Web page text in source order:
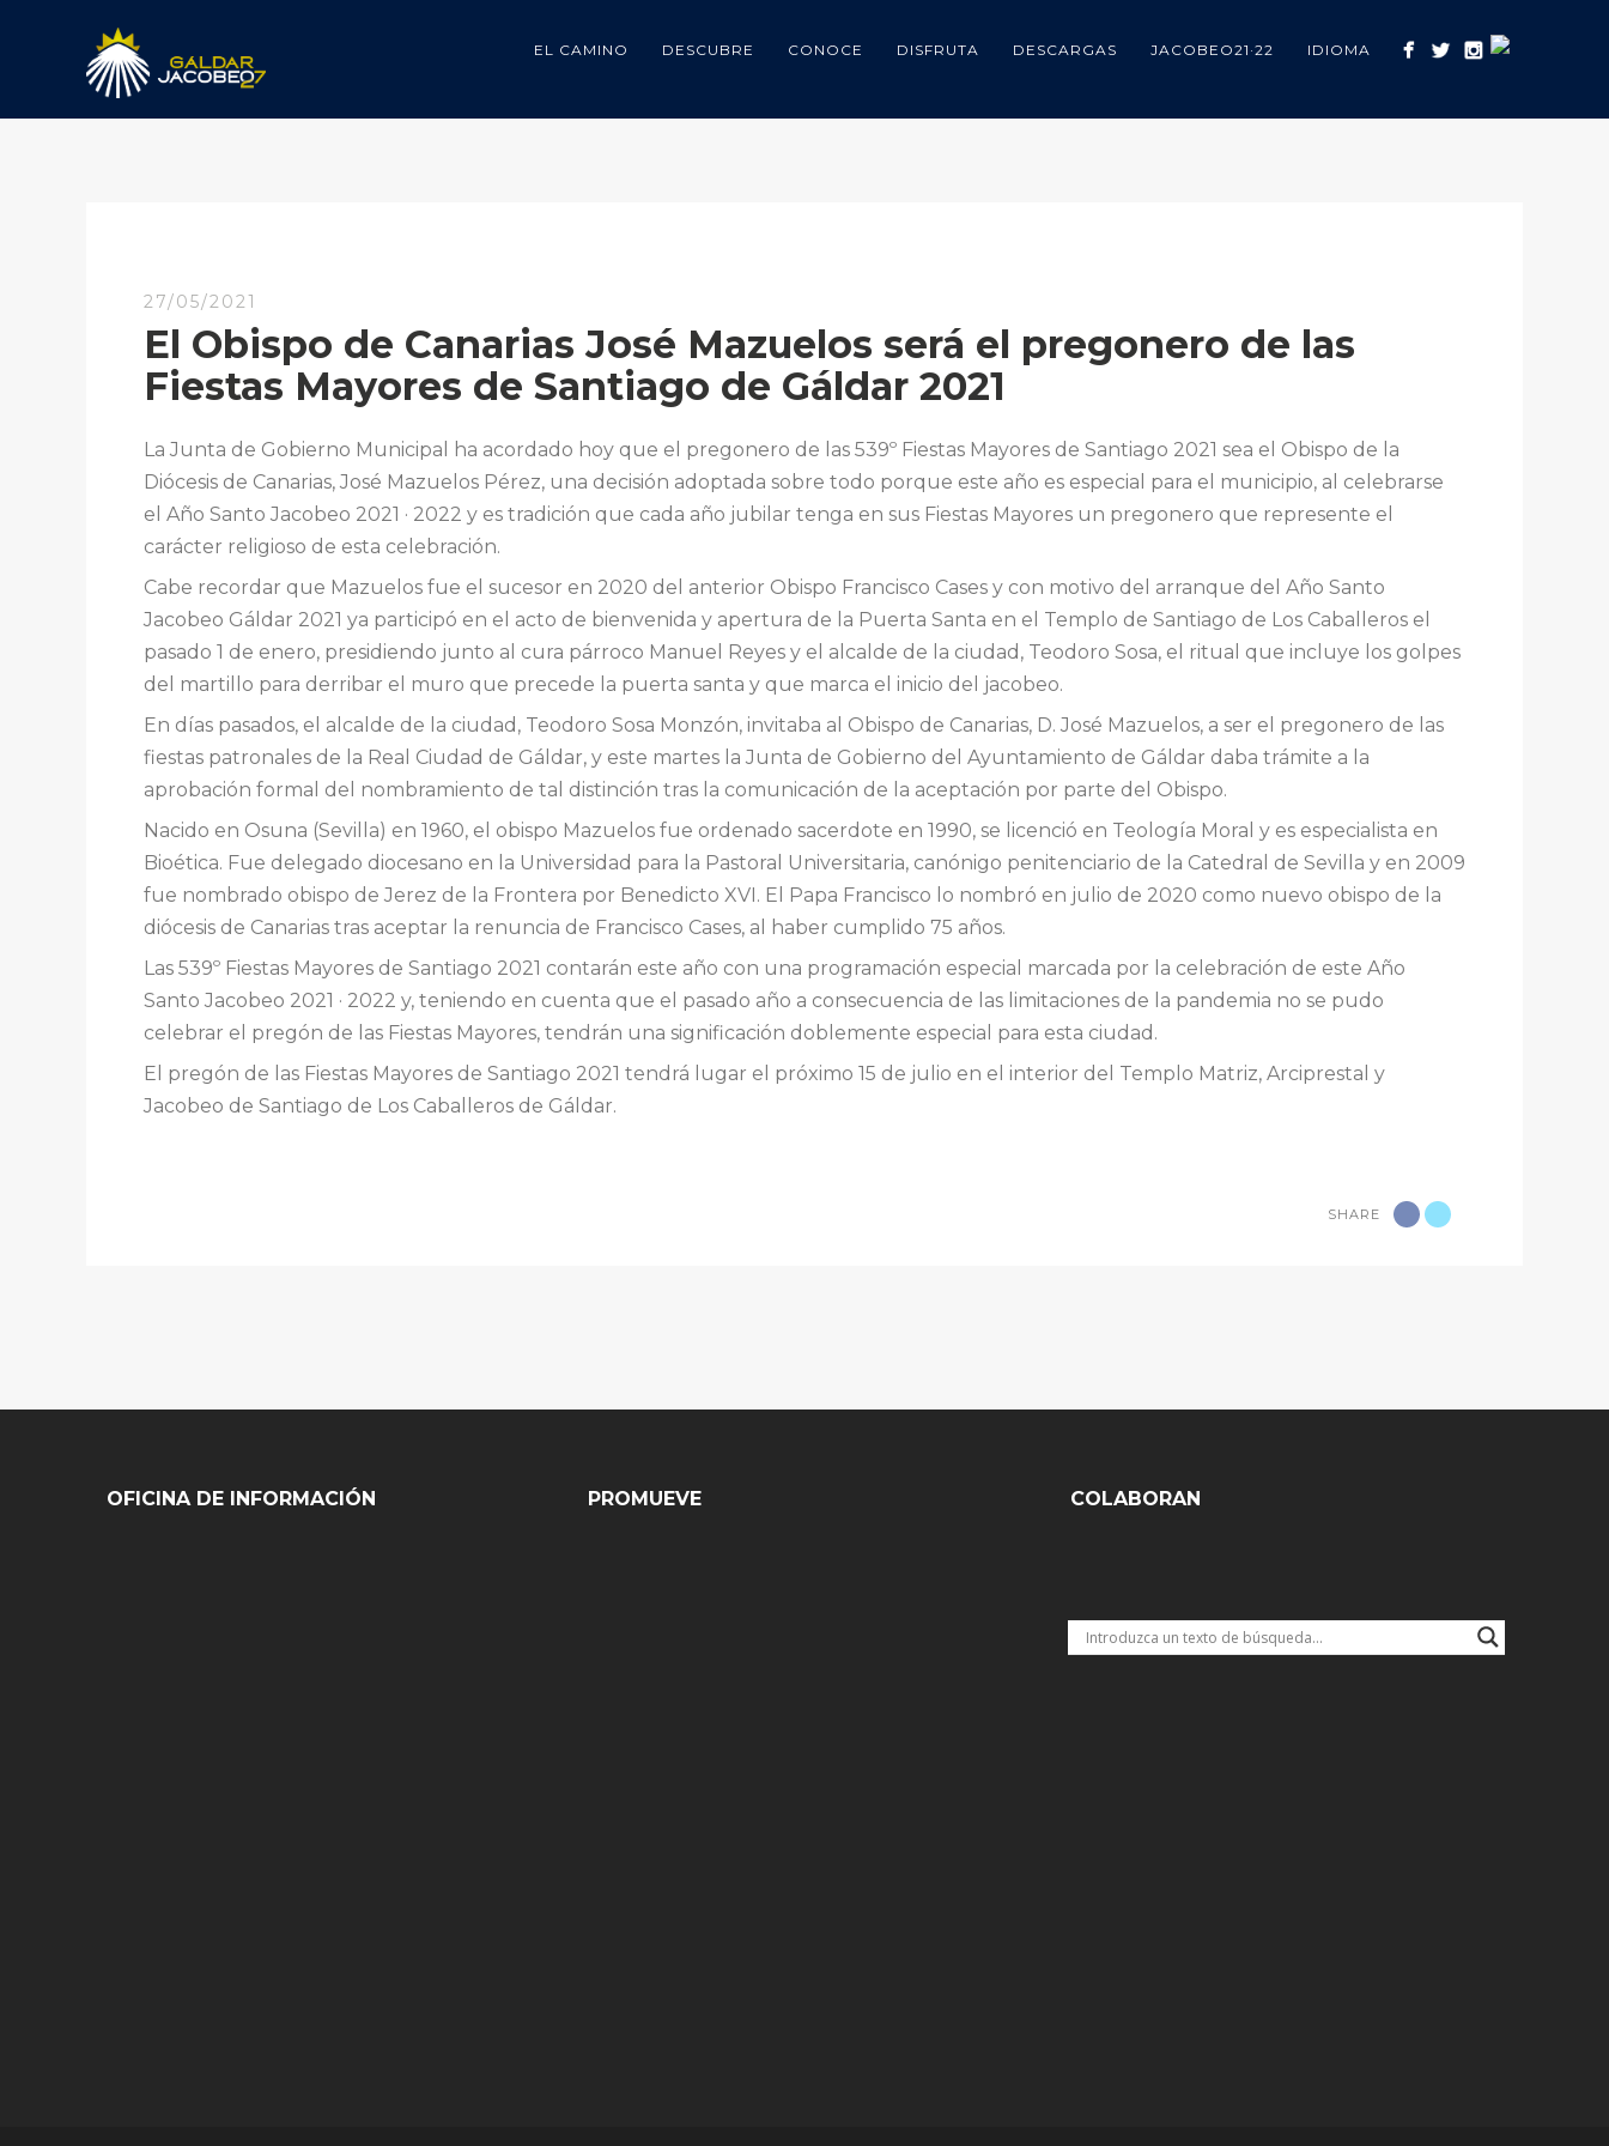
EL CAMINO DESCUBRE CONOCE DISFRUTA DESCARGAS JACOBEO21·22 IDIOMA
27/05/2021
El Obispo de Canarias José Mazuelos será el pregonero de las
Fiestas Mayores de Santiago de Gáldar 2021
La Junta de Gobierno Municipal ha acordado hoy que el pregonero de las 539º Fiestas Mayores de Santiago 2021 sea el Obispo de la
Diócesis de Canarias, José Mazuelos Pérez, una decisión adoptada sobre todo porque este año es especial para el municipio, al celebrarse
el Año Santo Jacobeo 2021 · 2022 y es tradición que cada año jubilar tenga en sus Fiestas Mayores un pregonero que represente el
carácter religioso de esta celebración.
Cabe recordar que Mazuelos fue el sucesor en 2020 del anterior Obispo Francisco Cases y con motivo del arranque del Año Santo
Jacobeo Gáldar 2021 ya participó en el acto de bienvenida y apertura de la Puerta Santa en el Templo de Santiago de Los Caballeros el
pasado 1 de enero, presidiendo junto al cura párroco Manuel Reyes y el alcalde de la ciudad, Teodoro Sosa, el ritual que incluye los golpes
del martillo para derribar el muro que precede la puerta santa y que marca el inicio del jacobeo.
En días pasados, el alcalde de la ciudad, Teodoro Sosa Monzón, invitaba al Obispo de Canarias, D. José Mazuelos, a ser el pregonero de las
fiestas patronales de la Real Ciudad de Gáldar, y este martes la Junta de Gobierno del Ayuntamiento de Gáldar daba trámite a la
aprobación formal del nombramiento de tal distinción tras la comunicación de la aceptación por parte del Obispo.
Nacido en Osuna (Sevilla) en 1960, el obispo Mazuelos fue ordenado sacerdote en 1990, se licenció en Teología Moral y es especialista en
Bioética. Fue delegado diocesano en la Universidad para la Pastoral Universitaria, canónigo penitenciario de la Catedral de Sevilla y en 2009
fue nombrado obispo de Jerez de la Frontera por Benedicto XVI. El Papa Francisco lo nombró en julio de 2020 como nuevo obispo de la
diócesis de Canarias tras aceptar la renuncia de Francisco Cases, al haber cumplido 75 años.
Las 539º Fiestas Mayores de Santiago 2021 contarán este año con una programación especial marcada por la celebración de este Año
Santo Jacobeo 2021 · 2022 y, teniendo en cuenta que el pasado año a consecuencia de las limitaciones de la pandemia no se pudo
celebrar el pregón de las Fiestas Mayores, tendrán una significación doblemente especial para esta ciudad.
El pregón de las Fiestas Mayores de Santiago 2021 tendrá lugar el próximo 15 de julio en el interior del Templo Matriz, Arciprestal y
Jacobeo de Santiago de Los Caballeros de Gáldar.
SHARE
OFICINA DE INFORMACIÓN PROMUEVE COLABORAN